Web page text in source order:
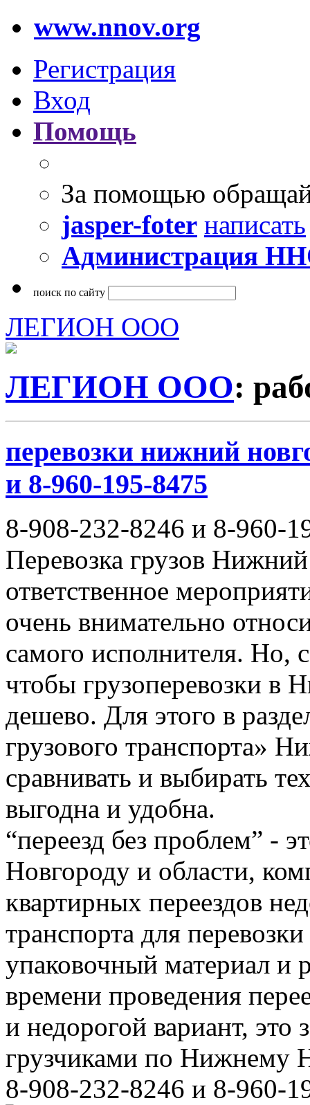
www.nnov.org
Регистрация
Вход
Помощь
За помощью
jasper-foter написать
Администрация
поиск по сайту
ЛЕГИОН ООО
ЛЕГИОН ООО:
перевозки нижний
и 8-960-195-8475
8-908-232-8246 и 8-960-
Перевозка грузов
ответственное
очень внимательно
самого исполнителя. Но,
чтобы грузоперевозки в
дешево. Для этого в
грузового транспорта»
сравнивать и выбирать
выгодна и удобна.
“переезд без проблем” -
Новгороду и области,
квартирных переездов
транспорта для
упаковочный материал и
времени проведения
и недорогой вариант, это
грузчиками по Нижнему
8-908-232-8246 и 8-960-